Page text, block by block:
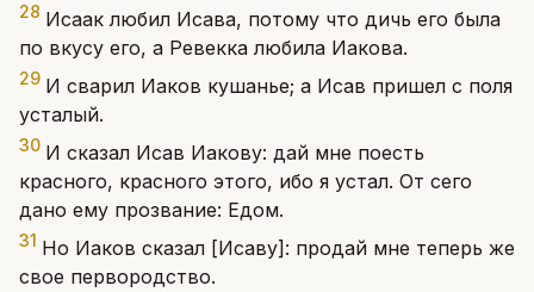
28 Исаак любил Исава, потому что дичь его была
по вкусу его, а Ревекка любила Иакова.
29 И сварил Иаков кушанье; а Исав пришел с поля
усталый.
30 И сказал Исав Иакову: дай мне поесть
красного, красного этого, ибо я устал. От сего
дано ему прозвание: Едом.
31 Но Иаков сказал [Исаву]: продай мне теперь же
свое первородство.